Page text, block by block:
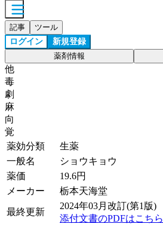
記事 ツール
ログイン 新規登録
薬剤情報
他
毒
劇
麻
向
覚
薬効分類
生薬
一般名
ショウキョウ
薬価
19.6円
メーカー
栃本天海堂
最終更新
2024年03月改訂(第1版)
添付文書のPDFはこちら